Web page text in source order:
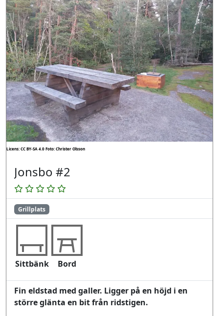
Licens: CC BY-SA 4.0Foto: Christer Olsson
Jonsbo #2
Grillplats
Sittbänk Bord
Fin eldstad med galler. Ligger på en höjd i en
större glänta en bit från ridstigen.